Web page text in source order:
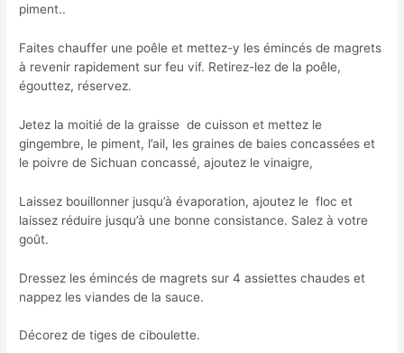
piment..
Faites chauffer une poêle et mettez-y les émincés de magrets
à revenir rapidement sur feu vif. Retirez-lez de la poêle,
égouttez, réservez.
Jetez la moitié de la graisse de cuisson et mettez le
gingembre, le piment, l’ail, les graines de baies concassées et
le poivre de Sichuan concassé, ajoutez le vinaigre,
Laissez bouillonner jusqu’à évaporation, ajoutez le floc et
laissez réduire jusqu’à une bonne consistance. Salez à votre
goût.
Dressez les émincés de magrets sur 4 assiettes chaudes et
nappez les viandes de la sauce.
Décorez de tiges de ciboulette.